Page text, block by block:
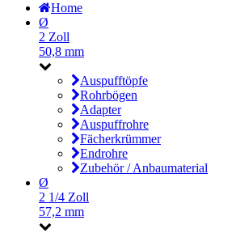
Home
Ø
2 Zoll
50,8 mm
Auspufftöpfe
Rohrbögen
Adapter
Auspuffrohre
Fächerkrümmer
Endrohre
Zubehör / Anbaumaterial
Ø
2 1/4 Zoll
57,2 mm